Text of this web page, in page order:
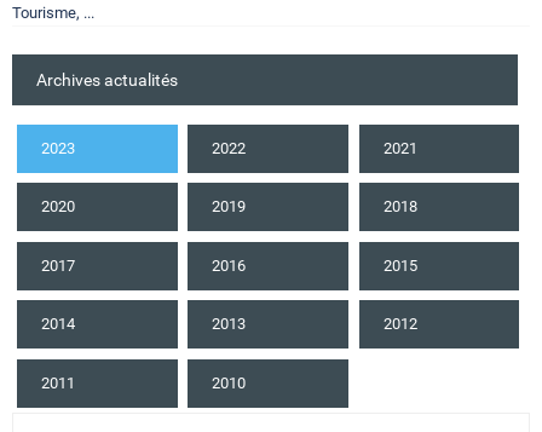
Tourisme, ...
Archives actualités
2023 2022 2021
2020 2019 2018
2017 2016 2015
2014 2013 2012
2011 2010